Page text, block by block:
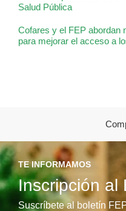
Salud Pública
Cofares y el FEP abordan
para mejorar el acceso a
TE INFORMAMOS
Inscripción al
Suscríbete al boletín